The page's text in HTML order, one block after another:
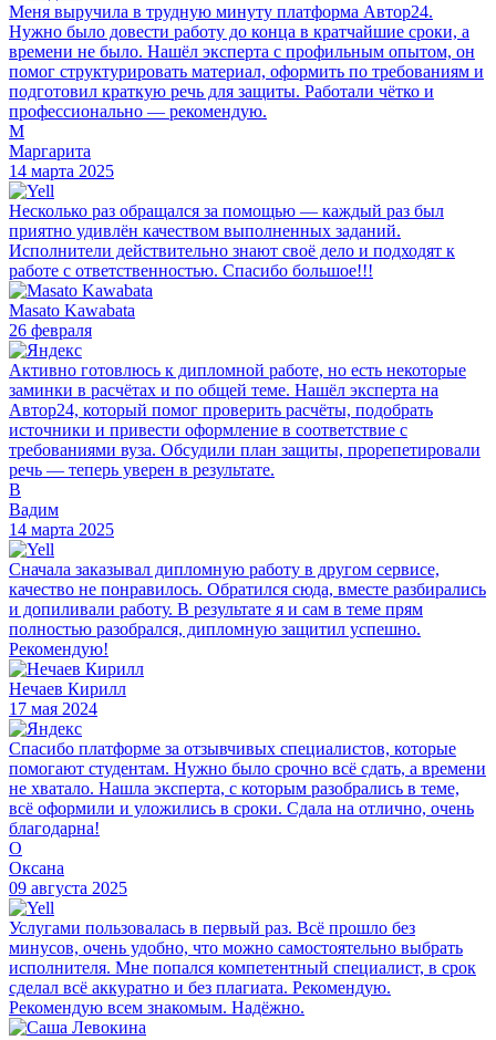
Меня выручила в трудную минуту платформа Автор24.
Нужно было довести работу до конца в кратчайшие сроки, а
времени не было. Нашёл эксперта с профильным опытом, он
помог структурировать материал, оформить по требованиям и
подготовил краткую речь для защиты. Работали чётко и
профессионально — рекомендую.
М
Маргарита
14 марта 2025
Несколько раз обращался за помощью — каждый раз был
приятно удивлён качеством выполненных заданий.
Исполнители действительно знают своё дело и подходят к
работе с ответственностью. Спасибо большое!!!
Masato Kawabata
26 февраля
Активно готовлюсь к дипломной работе, но есть некоторые
заминки в расчётах и по общей теме. Нашёл эксперта на
Автор24, который помог проверить расчёты, подобрать
источники и привести оформление в соответствие с
требованиями вуза. Обсудили план защиты, прорепетировали
речь — теперь уверен в результате.
В
Вадим
14 марта 2025
Сначала заказывал дипломную работу в другом сервисе,
качество не понравилось. Обратился сюда, вместе разбирались
и допиливали работу. В результате я и сам в теме прям
полностью разобрался, дипломную защитил успешно.
Рекомендую!
Нечаев Кирилл
17 мая 2024
Спасибо платформе за отзывчивых специалистов, которые
помогают студентам. Нужно было срочно всё сдать, а времени
не хватало. Нашла эксперта, с которым разобрались в теме,
всё оформили и уложились в сроки. Сдала на отлично, очень
благодарна!
О
Оксана
09 августа 2025
Услугами пользовалась в первый раз. Всё прошло без
минусов, очень удобно, что можно самостоятельно выбрать
исполнителя. Мне попался компетентный специалист, в срок
сделал всё аккуратно и без плагиата. Рекомендую.
Рекомендую всем знакомым. Надёжно.